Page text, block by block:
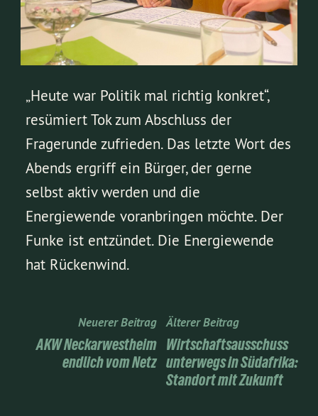
„Heute war Politik mal richtig konkret“,
resümiert Tok zum Abschluss der
Fragerunde zufrieden. Das letzte Wort des
Abends ergriff ein Bürger, der gerne
selbst aktiv werden und die
Energiewende voranbringen möchte. Der
Funke ist entzündet. Die Energiewende
hat Rückenwind.
Neuerer Beitrag
AKW Neckarwestheim
endlich vom Netz
Älterer Beitrag
Wirtschaftsausschuss
unterwegs in Südafrika:
Standort mit Zukunft